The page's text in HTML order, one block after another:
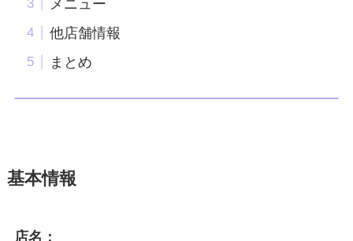
メニュー
他店舗情報
まとめ
基本情報
店名：